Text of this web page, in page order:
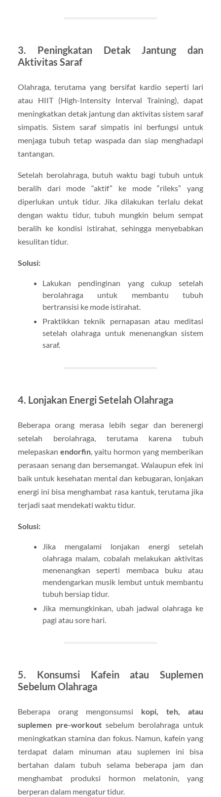
3. Peningkatan Detak Jantung dan
Aktivitas Saraf
Olahraga, terutama yang bersifat kardio seperti lari
atau HIIT (High-Intensity Interval Training), dapat
meningkatkan detak jantung dan aktivitas sistem saraf
simpatis. Sistem saraf simpatis ini berfungsi untuk
menjaga tubuh tetap waspada dan siap menghadapi
tantangan.
Setelah berolahraga, butuh waktu bagi tubuh untuk
beralih dari mode “aktif” ke mode “rileks” yang
diperlukan untuk tidur. Jika dilakukan terlalu dekat
dengan waktu tidur, tubuh mungkin belum sempat
beralih ke kondisi istirahat, sehingga menyebabkan
kesulitan tidur.
Solusi:
Lakukan pendinginan yang cukup setelah
berolahraga untuk membantu tubuh
bertransisi ke mode istirahat.
Praktikkan teknik pernapasan atau meditasi
setelah olahraga untuk menenangkan sistem
saraf.
4. Lonjakan Energi Setelah Olahraga
Beberapa orang merasa lebih segar dan berenergi
setelah berolahraga, terutama karena tubuh
melepaskan endorfin, yaitu hormon yang memberikan
perasaan senang dan bersemangat. Walaupun efek ini
baik untuk kesehatan mental dan kebugaran, lonjakan
energi ini bisa menghambat rasa kantuk, terutama jika
terjadi saat mendekati waktu tidur.
Solusi:
Jika mengalami lonjakan energi setelah
olahraga malam, cobalah melakukan aktivitas
menenangkan seperti membaca buku atau
mendengarkan musik lembut untuk membantu
tubuh bersiap tidur.
Jika memungkinkan, ubah jadwal olahraga ke
pagi atau sore hari.
5. Konsumsi Kafein atau Suplemen
Sebelum Olahraga
Beberapa orang mengonsumsi kopi, teh, atau
suplemen pre-workoutsebelum berolahraga untuk
meningkatkan stamina dan fokus. Namun, kafein yang
terdapat dalam minuman atau suplemen ini bisa
bertahan dalam tubuh selama beberapa jam dan
menghambat produksi hormon melatonin, yang
berperan dalam mengatur tidur.